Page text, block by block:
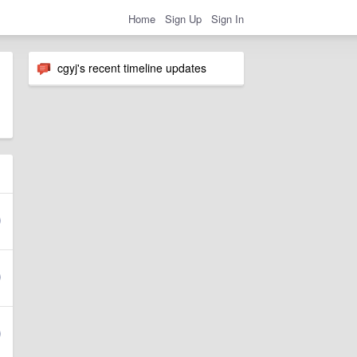
Home Sign Up Sign In
cgyj's recent timeline updates